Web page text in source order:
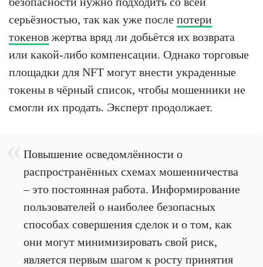
серьёзностью, так как уже после потери
токенов жертва вряд ли добьётся их возврата
или какой-либо компенсации. Однако торговые
площадки для NFT могут внести украденные
токены в чёрный список, чтобы мошенники не
смогли их продать. Эксперт продолжает.
Повышение осведомлённости о
распространённых схемах мошенничества
– это постоянная работа. Информирование
пользователей о наиболее безопасных
способах совершения сделок и о том, как
они могут минимизировать свой риск,
является первым шагом к росту принятия